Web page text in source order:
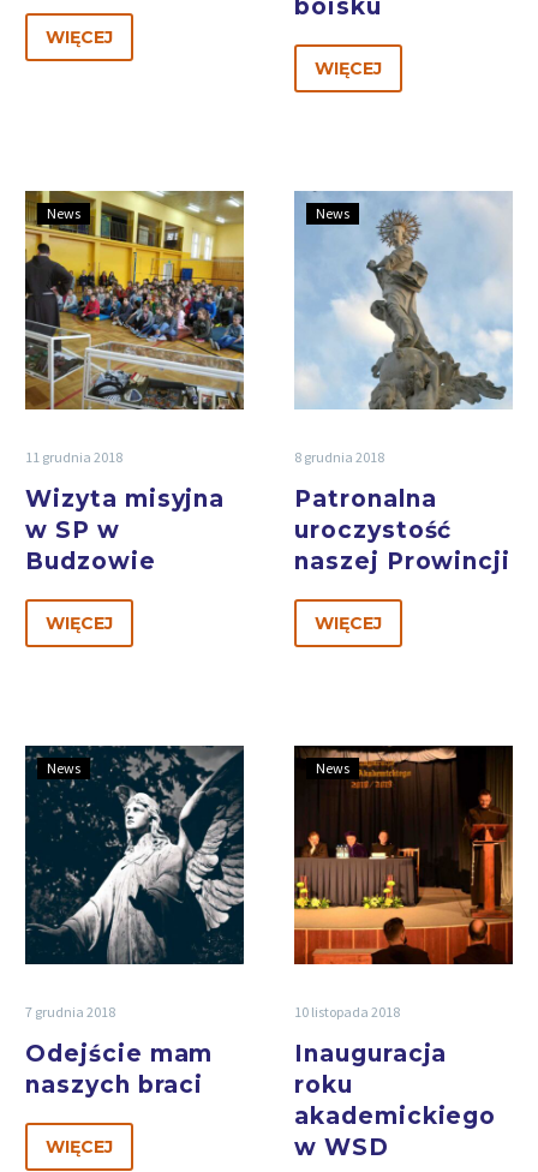
WIĘCEJ
boisku
WIĘCEJ
News
11 grudnia 2018
Wizyta misyjna
w SP w
Budzowie
WIĘCEJ
News
8 grudnia 2018
Patronalna
uroczystość
naszej Prowincji
WIĘCEJ
News
7 grudnia 2018
Odejście mam
naszych braci
WIĘCEJ
News
10 listopada 2018
Inauguracja
roku
akademickiego
w WSD